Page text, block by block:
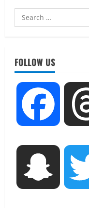
Search
for:
FOLLOW US
Snapchat